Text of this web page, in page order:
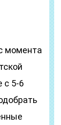
момента
с 5-6